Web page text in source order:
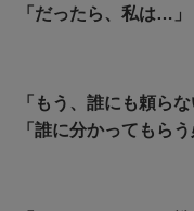
「 だったら、私は…」
「もう、誰にも頼らな
「誰に分かってもらう